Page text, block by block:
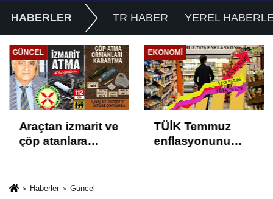
HABERLER TR HABER YEREL
GÜNCEL
Araçtan izmarit ve
çöp atanlara
izmariti
EKONOMI
TÜİK Temmuz
enflasyonunu
Haberler Güncel